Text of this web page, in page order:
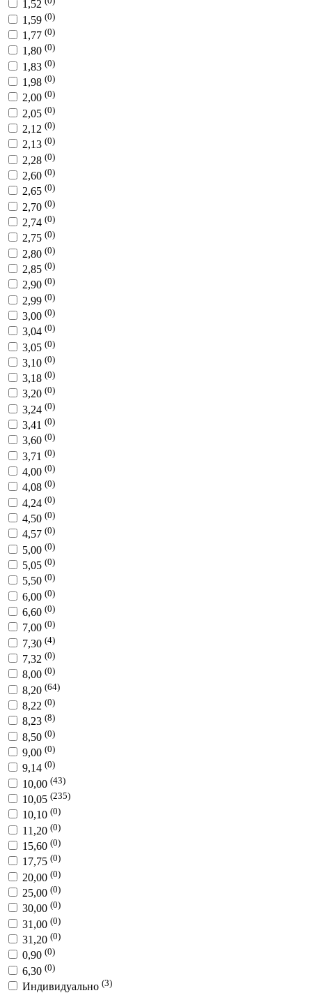
1,52
1,59 (0)
1,77 (0)
1,80 (0)
1,83 (0)
1,98 (0)
2,00 (0)
2,05 (0)
2,12 (0)
2,13 (0)
2,28 (0)
2,60 (0)
2,65 (0)
2,70 (0)
2,74 (0)
2,75 (0)
2,80 (0)
2,85 (0)
2,90 (0)
2,99 (0)
3,00 (0)
3,04 (0)
3,05 (0)
3,10 (0)
3,18 (0)
3,20 (0)
3,24 (0)
3,41 (0)
3,60 (0)
3,71 (0)
4,00 (0)
4,08 (0)
4,24 (0)
4,50 (0)
4,57 (0)
5,00 (0)
5,05 (0)
5,50 (0)
6,00 (0)
6,60 (0)
7,00 (0)
7,30 (4)
7,32 (0)
8,00 (0)
8,20 (64)
8,22 (0)
8,23 (8)
8,50 (0)
9,00 (0)
9,14 (0)
10,00 (43)
10,05 (235)
10,10 (0)
11,20 (0)
15,60 (0)
17,75 (0)
20,00 (0)
25,00 (0)
30,00 (0)
31,00 (0)
31,20 (0)
0,90 (0)
6,30 (0)
Индивидуально (3)